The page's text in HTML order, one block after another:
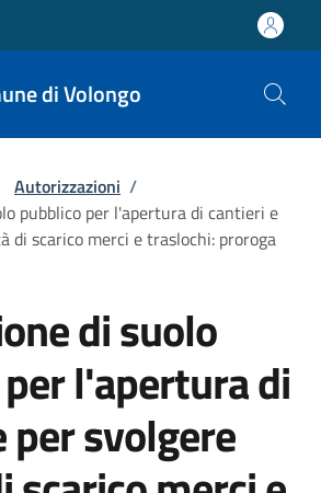
di Volongo
Autorizzazioni /
pubblico per l'apertura di cantieri e
di scarico merci e traslochi: proroga
di suolo
l'apertura di
per svolgere